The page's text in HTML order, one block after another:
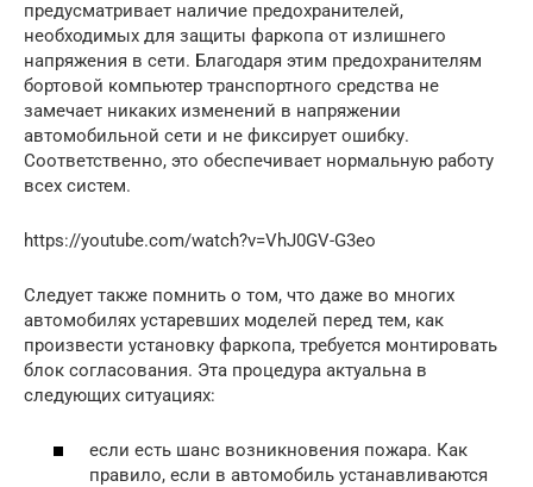
предусматривает наличие предохранителей,
необходимых для защиты фаркопа от излишнего
напряжения в сети. Благодаря этим предохранителям
бортовой компьютер транспортного средства не
замечает никаких изменений в напряжении
автомобильной сети и не фиксирует ошибку.
Соответственно, это обеспечивает нормальную работу
всех систем.
https://youtube.com/watch?v=VhJ0GV-G3eo
Следует также помнить о том, что даже во многих
автомобилях устаревших моделей перед тем, как
произвести установку фаркопа, требуется монтировать
блок согласования. Эта процедура актуальна в
следующих ситуациях:
если есть шанс возникновения пожара. Как
правило, если в автомобиль устанавливаются